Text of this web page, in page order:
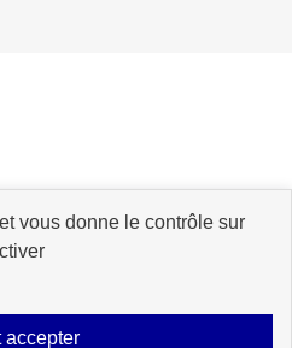
vous donne le contrôle sur
accepter